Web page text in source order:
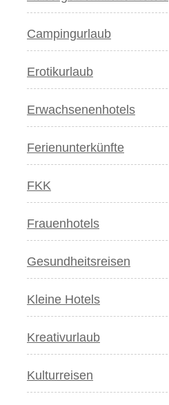
Campingurlaub
Erotikurlaub
Erwachsenenhotels
Ferienunterkünfte
FKK
Frauenhotels
Gesundheitsreisen
Kleine Hotels
Kreativurlaub
Kulturreisen